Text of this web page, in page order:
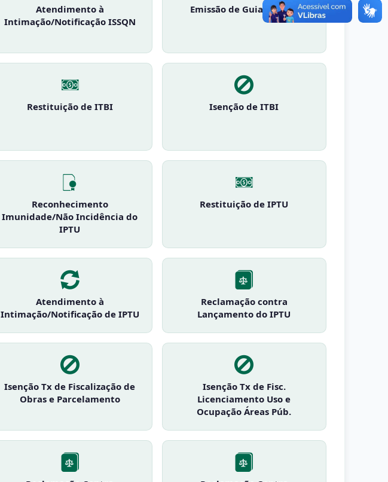
Atendimento à
Intimação/Notificação ISSQN
Emissão de Guia de ITBI
Restituição de ITBI Isenção de ITBI
Reconhecimento
Imunidade/Não Incidência do
IPTU
Restituição de IPTU
Atendimento à
Intimação/Notificação de IPTU
Reclamação contra
Lançamento do IPTU
Isenção Tx de Fiscalização de
Obras e Parcelamento
Isenção Tx de Fisc.
Licenciamento Uso e
Ocupação Áreas Púb.